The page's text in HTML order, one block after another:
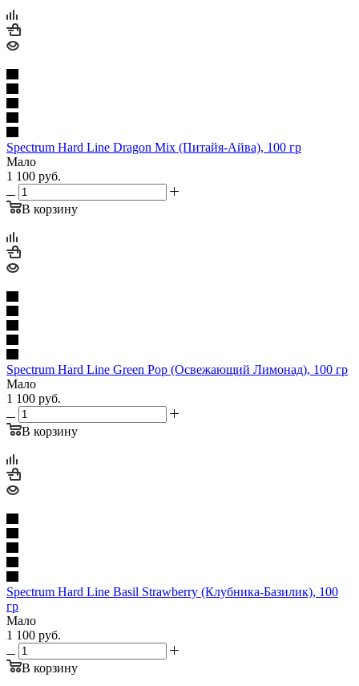
Spectrum Hard Line Dragon Mix (Питайя-Айва), 100 гр
Мало
1 100 руб.
В корзину
Spectrum Hard Line Green Pop (Освежающий Лимонад), 100 гр
Мало
1 100 руб.
В корзину
Spectrum Hard Line Basil Strawberry (Клубника-Базилик), 100
гр
Мало
1 100 руб.
В корзину